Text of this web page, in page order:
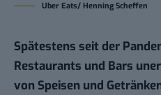
Uber Eats/ Henning Scheffen
Spätestens seit der
Restaurants und Bars
von Speisen und